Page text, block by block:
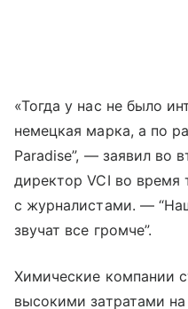
«Тогда у нас не было
немецкая марка, а по
Paradise”, — заявил во
директор VCI во время
с журналистами. —
звучат все громче”.
Химические компании
высокими затратами